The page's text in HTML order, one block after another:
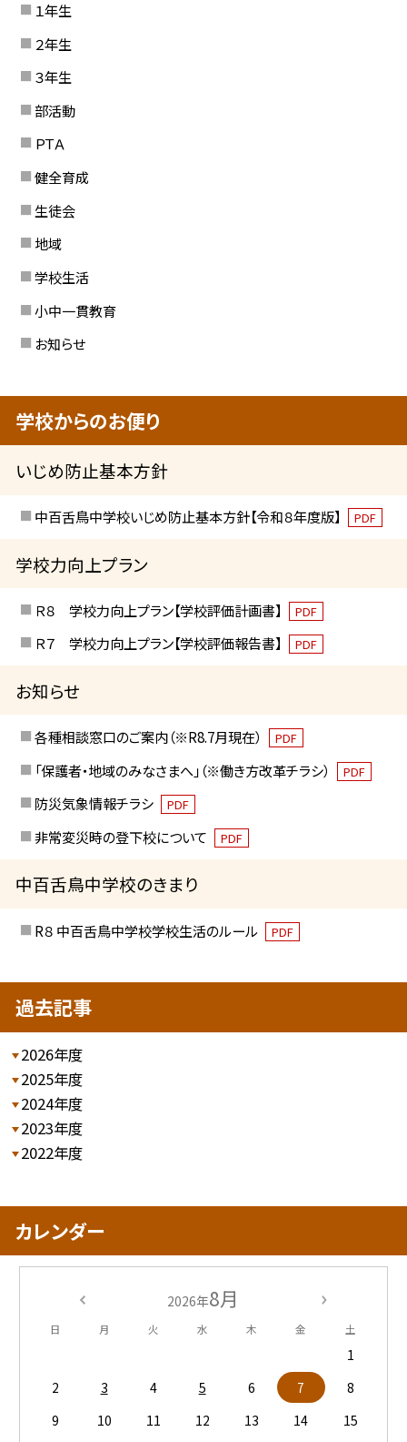
１年生
２年生
３年生
部活動
ＰＴＡ
健全育成
生徒会
地域
学校生活
小中一貫教育
お知らせ
学校からのお便り
いじめ防止基本方針
中百舌鳥中学校いじめ防止基本方針【令和８年度版】 PDF
学校力向上プラン
Ｒ８ 学校力向上プラン【学校評価計画書】 PDF
Ｒ７ 学校力向上プラン【学校評価報告書】 PDF
お知らせ
各種相談窓口のご案内（※R8.7月現在） PDF
「保護者・地域のみなさまへ」（※働き方改革チラシ） PDF
防災気象情報チラシ PDF
非常変災時の登下校について PDF
中百舌鳥中学校のきまり
R８ 中百舌鳥中学校学校生活のルール PDF
過去記事
2026年度
2025年度
2024年度
2023年度
2022年度
カレンダー
2026年8月
日 月 火 水 木 金 土
1
2
3 4 5 6 7
8
9
10 11 12 13 14
15